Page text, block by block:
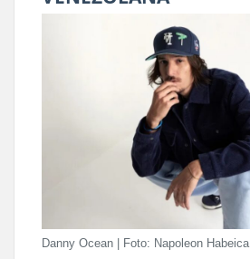
Danny Ocean | Foto: Napoleon Habeica